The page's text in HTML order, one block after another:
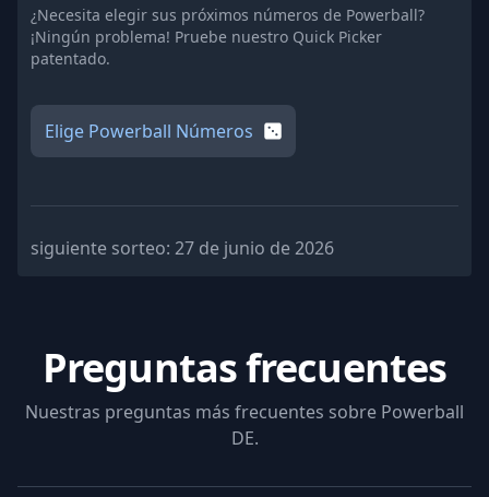
¿Necesita elegir sus próximos números de Powerball?
¡Ningún problema! Pruebe nuestro Quick Picker
patentado.
Elige Powerball Números
siguiente sorteo: 27 de junio de 2026
Preguntas frecuentes
Nuestras preguntas más frecuentes sobre Powerball
DE.